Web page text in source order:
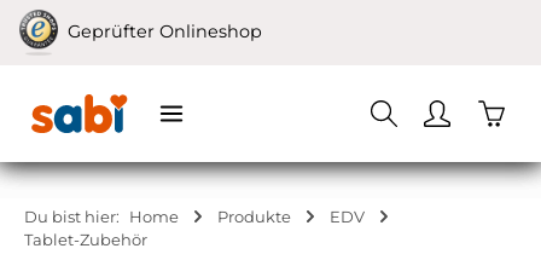
Zum Hauptinhalt springen
Geprüfter Onlineshop
Du bist hier: Home Produkte
EDV
Tablet-Zubehör